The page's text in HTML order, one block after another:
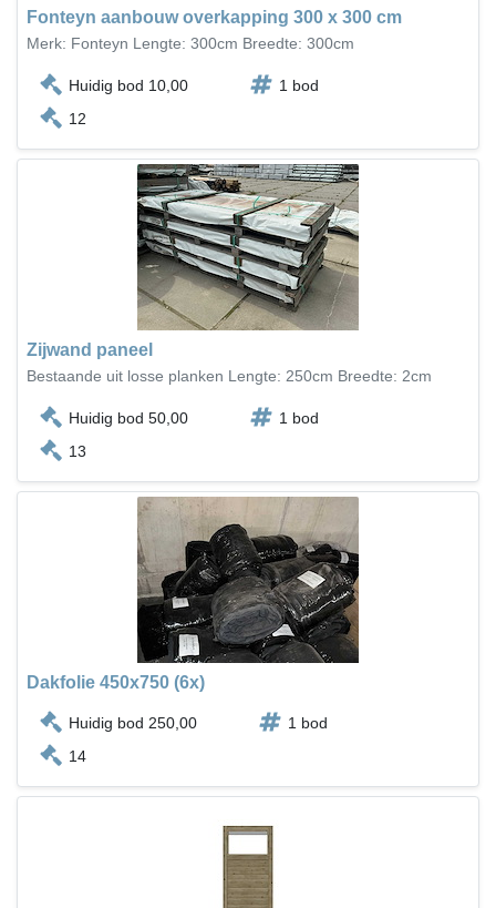
Fonteyn aanbouw overkapping 300 x 300 cm
Merk: Fonteyn Lengte: 300cm Breedte: 300cm
Huidig bod 10,00
1 bod
12
Zijwand paneel
Bestaande uit losse planken Lengte: 250cm Breedte: 2cm
Huidig bod 50,00
1 bod
13
Dakfolie 450x750 (6x)
Huidig bod 250,00
1 bod
14